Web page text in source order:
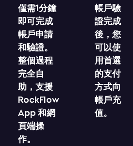
僅需1分鐘
即可完成
帳戶申請
和驗證。
整個過程
完全自
助，支援
RockFlow
App 和網
頁端操
作。
帳戶驗
證完成
後，您
可以使
用首選
的支付
方式向
帳戶充
值。